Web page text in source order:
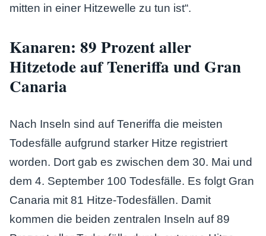
mitten in einer Hitzewelle zu tun ist“.
Kanaren: 89 Prozent aller
Hitzetode auf Teneriffa und Gran
Canaria
Nach Inseln sind auf Teneriffa die meisten
Todesfälle aufgrund starker Hitze registriert
worden. Dort gab es zwischen dem 30. Mai und
dem 4. September 100 Todesfälle. Es folgt Gran
Canaria mit 81 Hitze-Todesfällen. Damit
kommen die beiden zentralen Inseln auf 89